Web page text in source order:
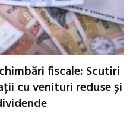
fiscale: Scutiri
cu venituri reduse și